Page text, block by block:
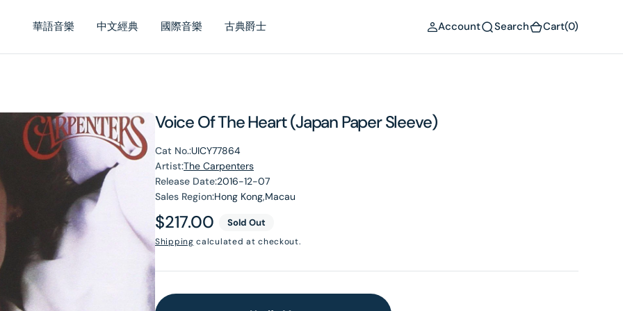
華語音樂 中文經典 國際音樂 古典爵士 Account Search Cart(0)
Voice Of The Heart (Japan Paper Sleeve)
Cat No.:UICY77864
Artist:The Carpenters
Release Date:2016-12-07
Sales Region:Hong Kong,Macau
Regular
price
$217.00 Sold Out
Shipping calculated at checkout.